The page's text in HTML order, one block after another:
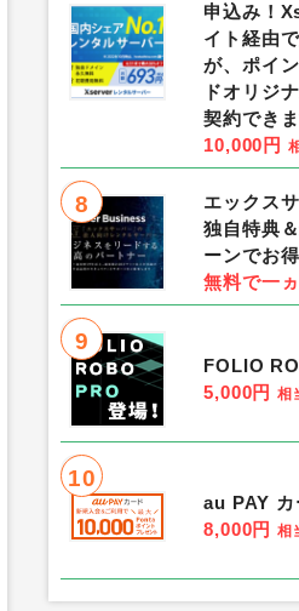
申込み！
イト経由
が、ポイ
ドオリジ
契約でき
10,000円
8
エックス
独自特典
ーンでお
無料で一
9
FOLIO
5,000円 相
10
au PAY カ
8,000円 相